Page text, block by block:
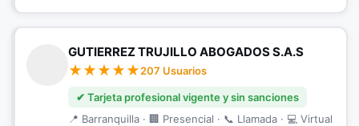
GUTIERREZ TRUJILLO ABOGADOS S.A.S
207 Usuarios
✔ Tarjeta profesional vigente y sin sanciones
📍 Barranquilla · 🏢 Presencial · 📞 Llamada · 💻 Virtual